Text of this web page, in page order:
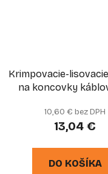
Krimpovacie-
na koncovky
10,60 € bez DPH
13,04 €
DO KOŠÍKA